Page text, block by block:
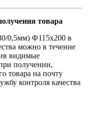
товара
0,5мм) Ф115x200 в
можно в течение
видимые
получении,
товара на почту
контроля качества